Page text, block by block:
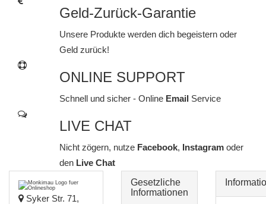
Geld-Zurück-Garantie
Unsere Produkte werden dich begeistern oder
Geld zurück!
ONLINE SUPPORT
Schnell und sicher - Online Email Service
LIVE CHAT
Nicht zögern, nutze Facebook, Instagram oder
denLive Chat
Syker Str. 71,
Gesetzliche
Informationen